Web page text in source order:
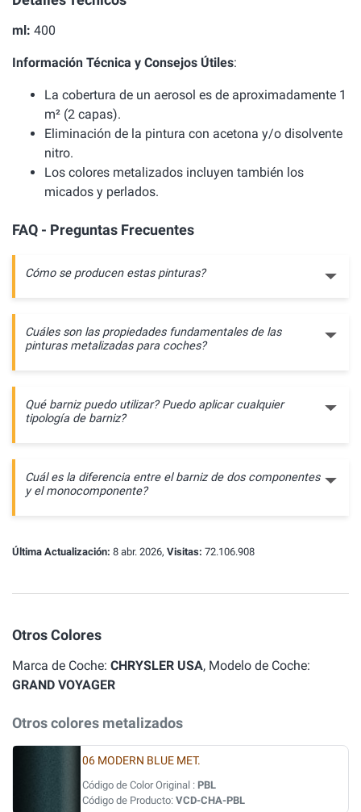
ml: 400
Información Técnica y Consejos Útiles:
La cobertura de un aerosol es de aproximadamente 1
m² (2 capas).
Eliminación de la pintura con acetona y/o disolvente
nitro.
Los colores metalizados incluyen también los
micados y perlados.
FAQ - Preguntas Frecuentes
Cómo se producen estas pinturas?
Cuáles son las propiedades fundamentales de las
pinturas metalizadas para coches?
Qué barniz puedo utilizar? Puedo aplicar cualquier
tipología de barniz?
Cuál es la diferencia entre el barniz de dos componentes
y el monocomponente?
Última Actualización: 8 abr. 2026, Visitas: 72.106.908
Otros Colores
Marca de Coche: CHRYSLER USA, Modelo de Coche:
GRAND VOYAGER
Otros colores metalizados
06 MODERN BLUE MET.
Código de Color Original : PBL
Código de Producto: VCD-CHA-PBL